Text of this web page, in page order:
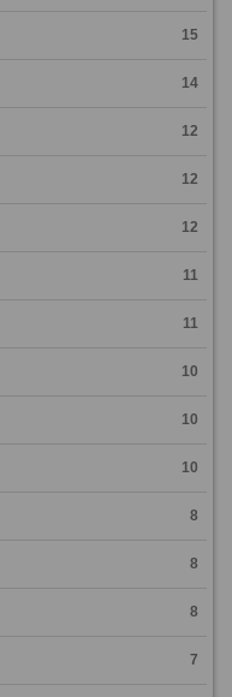
15
14
12
12
12
11
11
10
10
10
8
8
8
7